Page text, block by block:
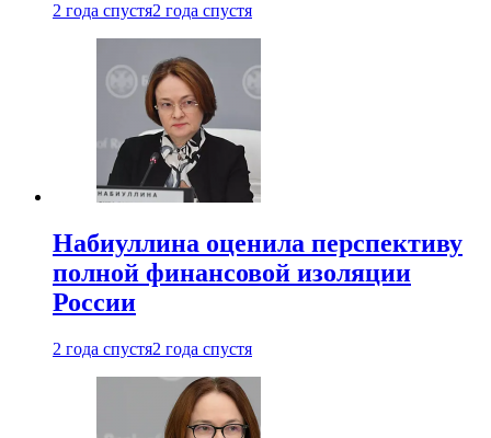
2 года спустя2 года спустя
Набиуллина оценила перспективу
полной финансовой изоляции
России
2 года спустя2 года спустя